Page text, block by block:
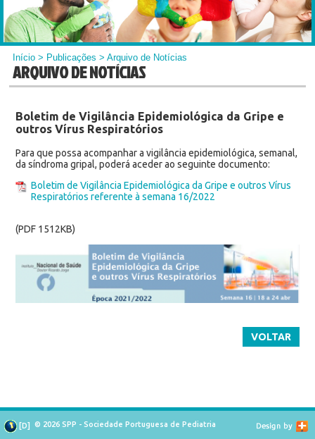
Início > Publicações > Arquivo de Notícias
ARQUIVO DE NOTÍCIAS
Boletim de Vigilância Epidemiológica da Gripe e
outros Vírus Respiratórios
Para que possa acompanhar a vigilância epidemiológica, semanal,
da síndroma gripal, poderá aceder ao seguinte documento:
Boletim de Vigilância Epidemiológica da Gripe e outros Vírus
Respiratórios referente à semana 16/2022
(PDF 1512KB)
VOLTAR
[D] © 2026 SPP - Sociedade Portuguesa de Pediatria